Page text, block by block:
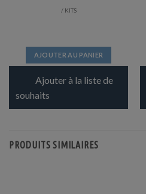
/ KITS
AJOUTER AU PANIER
Ajouter à la liste de
souhaits
PRODUITS SIMILAIRES